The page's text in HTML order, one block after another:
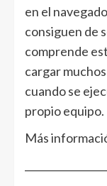
en el
consiguen de
comprende
cargar
cuando se
propio equipo.
Más